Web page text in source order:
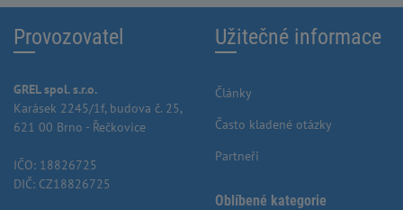
Provozovatel
GREL spol. s.r.o.
Karásek 2245/1f, budova č. 25,
621 00 Brno - Řečkovice
IČO: 18826725
DIČ: CZ18826725
Užitečné informace
Články
Často kladené otázky
Partneři
Oblíbené kategorie